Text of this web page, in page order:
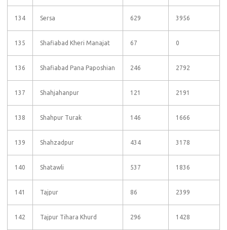
134 Sersa 629 3956
135 Shafiabad Kheri Manajat 67 0
136 Shafiabad Pana Paposhian 246 2792
137 Shahjahanpur 121 2191
138 Shahpur Turak 146 1666
139 Shahzadpur 434 3178
140 Shatawli 537 1836
141 Tajpur 86 2399
142 Tajpur Tihara Khurd 296 1428